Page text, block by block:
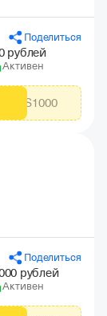
Поделиться
рублей
Активен
Поделиться
рублей
Активен